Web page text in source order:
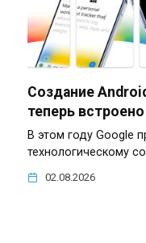
Создание
теперь
В этом году Google
технологическому
02.08.2026